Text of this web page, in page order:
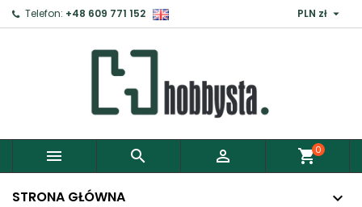
Telefon: +48 609 771 152 PLN zł 
   shopping_cart0
STRONA GŁÓWNA